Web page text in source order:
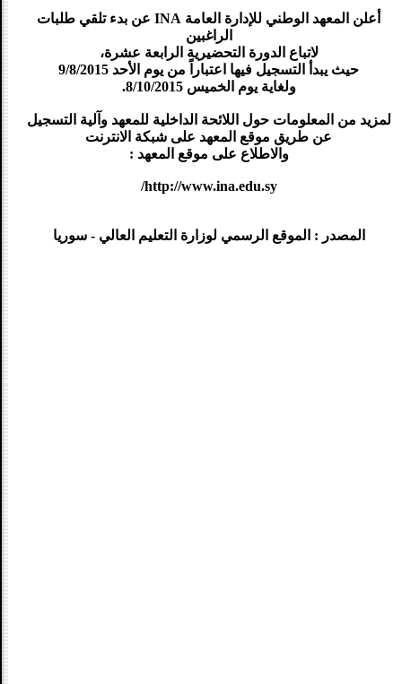
أعلن المعهد الوطني للإدارة العامة INA عن بدء تلقي طلبات
الراغبين
لاتباع الدورة التحضيرية الرابعة عشرة،
حيث يبدأ التسجيل فيها اعتباراً من يوم الأحد 9/8/2015
ولغاية يوم الخميس 8/10/2015.
لمزيد من المعلومات حول اللائحة الداخلية للمعهد وآلية التسجيل
عن طريق موقع المعهد على شبكة الانترنت
والاطلاع على موقع المعهد :
http://www.ina.edu.sy/
المصدر : الموقع الرسمي لوزارة التعليم العالي - سوريا